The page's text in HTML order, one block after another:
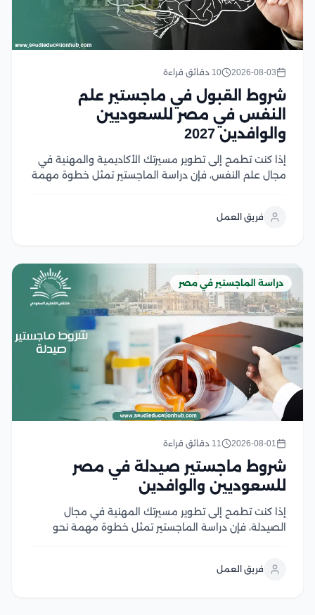
2026-08-03 10 دقائق قراءة
شروط القبول في ماجستير علم
النفس في مصر للسعوديين
والوافدين 2027
إذا كنت تطمح إلى تطوير مسيرتك الأكاديمية والمهنية في
مجال علم النفس، فإن دراسة الماجستير تمثل خطوة مهمة
استعدادك الكامل، وفي هذا المقال نستعرض...
فريق العمل
دراسة الماجستير في مصر
2026-08-01 11 دقائق قراءة
شروط ماجستير صيدلة في مصر
للسعوديين والوافدين
إذا كنت تطمح إلى تطوير مسيرتك المهنية في مجال
الصيدلة، فإن دراسة الماجستير تمثل خطوة مهمة نحو
القبول، والوثائق المطلوبة، وآلية التسجيل في الجامعات...
فريق العمل